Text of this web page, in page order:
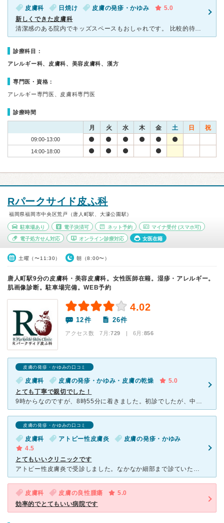
皮膚科 日焼け 皮膚の発疹・かゆみ
5.0
新しくできた皮膚科
清潔感のある院内でキッズスペースもおしゃれです。 比較的待ち時間もすくなく、事前予約もできるので便利です。子供と私どちらもお世話になってます。 夏に火傷並みに焼けてしまった日焼けも最低限のシミで抑
診療科目：
アレルギー科、皮膚科、美容皮膚科、漢方
専門医・資格：
アレルギー専門医、皮膚科専門医
診療時間
月 火 水 木 金 土 日 祝
09:00-13:00
14:00-18:00
Rパークサイド皮ふ科
福岡県福岡市中央区荒戸（唐人町駅、大濠公園駅）
駐車場あり 電子決済可 ネット予約 マイナ受付 (スマホ可)
電子処方せん対応 オンライン診療対応 女医在籍
土曜（〜11:30） 朝（8:00〜）
唐人町駅9分の皮膚科・美容皮膚科。女性医師在籍。湿疹・アレルギー。
肌画像診断。駐車場完備。WEB予約
4.02
12件 26件
アクセス数 7月:729 | 6月:856
皮膚の発疹・かゆみの口コミ
皮膚科 皮膚の発疹・かゆみ・皮膚の乾燥
5.0
とても丁寧で親切でした！
9時からなのですが、8時55分に着きました。初診でしたが、中に入った後も5分くらいでとてもスムーズでした。 看護師さんも丁寧にカウンセリングしてくださり、先生も寄り添ってくださり、「分からないことあ
皮膚の発疹・かゆみの口コミ
皮膚科 アトピー性皮膚炎
皮膚の発疹・かゆみ
4.5
とてもいいクリニックです
アトピー性皮膚炎で受診しました。なかなか細部まで診ていただけるクリニックが少ない中、こちらの院長は病変部の状態や聞き取りなどきちんと行っていただき、処方してくださいました。 今は症状も落ち着いていて
皮膚科 皮膚の良性腫瘍
5.0
効率的でとてもいい病院です